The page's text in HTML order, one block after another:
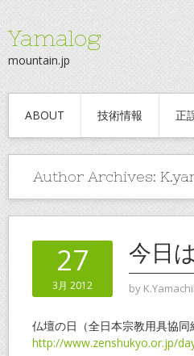
Yamalog
mountain.jp
ABOUT 技術情報 正
Author Archives:
27
3月 2012
今日
by
仏壇の日（全日本宗教用具協同
http://www.zenshukyo.or.jp/